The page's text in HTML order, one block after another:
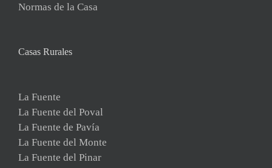
Normas de la Casa
Casas Rurales
La Fuente
La Fuente del Poval
La Fuente de Pavía
La Fuente del Monte
La Fuente del Pinar